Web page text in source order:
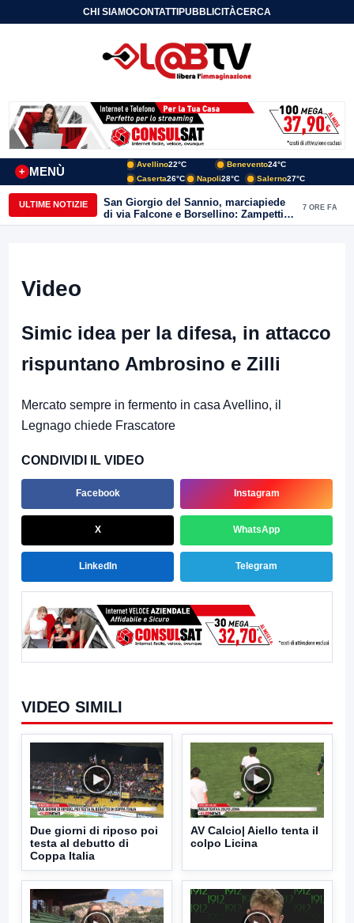
CHI SIAMOCONTATTIPUBBLICITÀCERCA
MENÙ
+
Avellino22°C Benevento24°C
Caserta26°C Napoli28°C Salerno27°C
ULTIME NOTIZIE
San Giorgio del Sannio, marciapiede
di via Falcone e Borsellino: Zampetti e
Lombardi replicano alle polemiche
7 ORE FA
Video
Simic idea per la difesa, in attacco
rispuntano Ambrosino e Zilli
Mercato sempre in fermento in casa Avellino, il
Legnago chiede Frascatore
CONDIVIDI IL VIDEO
Facebook Instagram
X WhatsApp
LinkedIn Telegram
VIDEO SIMILI
Due giorni di riposo poi
testa al debutto di
Coppa Italia
AV Calcio| Aiello tenta il
colpo Licina